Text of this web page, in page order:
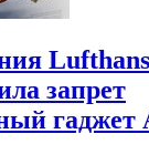
запрет
гаджет